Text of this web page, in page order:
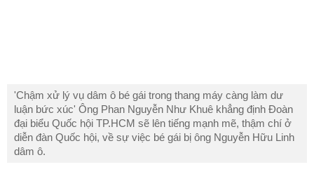
'Chậm xử lý vụ dâm ô bé gái trong thang máy càng làm dư
luận bức xúc' Ông Phan Nguyễn Như Khuê khẳng định Đoàn
đại biểu Quốc hội TP.HCM sẽ lên tiếng mạnh mẽ, thậm chí ở
diễn đàn Quốc hội, về sự việc bé gái bị ông Nguyễn Hữu Linh
dâm ô.